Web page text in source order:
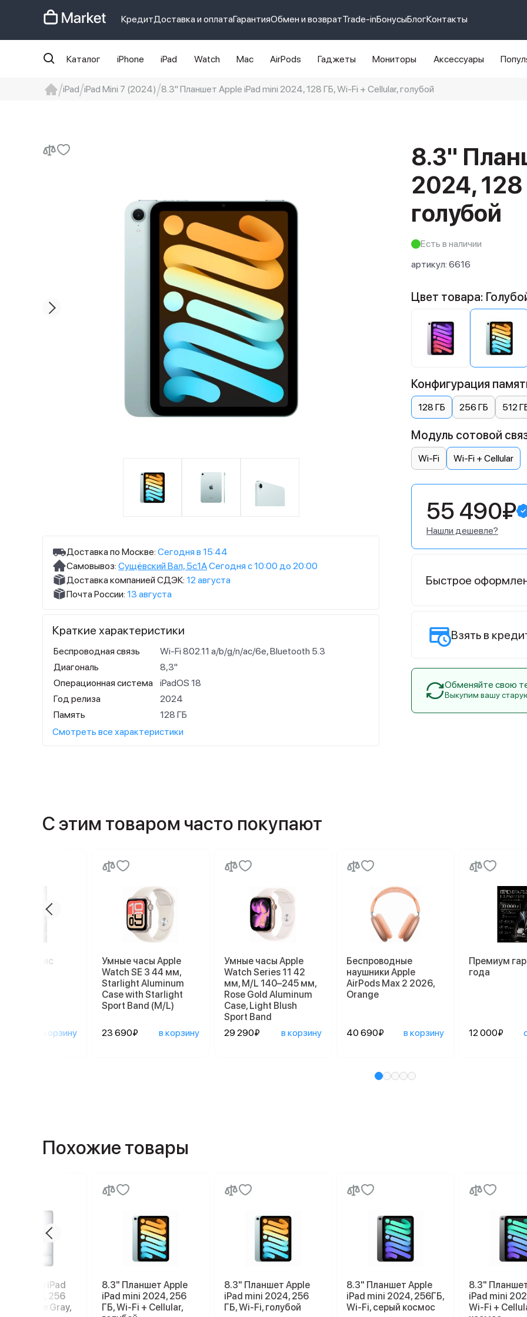
КредитДоставка и оплатаГарантияОбмен и возвратTrade-inБонусыБлогКонтакты
Каталог iPhone iPad Watch Mac AirPods Гаджеты Мониторы Аксессуары
iPad iPad Mini 7 (2024) 8.3" Планшет Apple iPad mini 2024, 128 ГБ, Wi-Fi + Cellular, голубой
8.3"
2024, 128
голубой
Есть в наличии
артикул: 6616
Доставка по Москве: Сегодня в 15:44
Самовывоз: Сущёвский Вал, 5с1АСегодня с 10:00 до 20:00
Доставка компанией СДЭК: 12 августа
Почта России: 13 августа
Краткие характеристики
Беспроводная связь
Wi-Fi 802.11 a/b/g/n/ac/6e, Bluetooth 5.3
Диагональ
8,3"
Операционная система
iPadOS 18
Год релиза
2024
Память
128 ГБ
Смотреть все характеристики
Цвет товара:
Конфигурация
128 ГБ 256 ГБ 512
Модуль сотовой
Wi-Fi Wi-Fi + Cellular
55 490₽
Нашли дешевле?
Быстрое
Взять в
Обменяйте свою
Выкупим вашу
С этим товаром часто покупают
сервис
в корзину
Умные часы Apple
Watch SE 3 44 мм,
Starlight Aluminum
Case with Starlight
Sport Band (M/L)
23 690₽ в корзину
Умные часы Apple
Watch Series 11 42
мм, M/L 140–245 мм,
Rose Gold Aluminum
Case, Light Blush
Sport Band
29 290₽
в корзину
Беспроводные
наушники Apple
AirPods Max 2 2026,
Orange
40 690₽ в корзину
Премиум
года
12 000₽
Похожие товары
Apple iPad
2026 M4, 256
Fi, Space Gray,
8.3" Планшет Apple
iPad mini 2024, 256
ГБ, Wi-Fi + Cellular,
8.3" Планшет Apple
iPad mini 2024, 256
ГБ, Wi-Fi, голубой
8.3" Планшет Apple
iPad mini 2024, 256ГБ,
Wi-Fi, серый космос
8.3"
iPad mini
Wi-Fi +